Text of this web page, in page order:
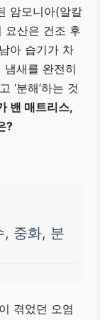
암모니아(알칼
요산은 건조 후
아 습기가 차
냄새를 완전히
‘분해’하는 것
밴 매트리스,
?
, 중화, 분
겪었던 오염